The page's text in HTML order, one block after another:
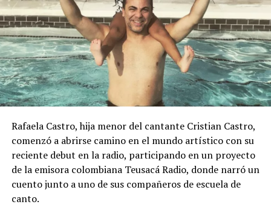
Rafaela Castro, hija menor del cantante Cristian Castro,
comenzó a abrirse camino en el mundo artístico con su
reciente debut en la radio, participando en un proyecto
de la emisora colombiana Teusacá Radio, donde narró un
cuento junto a uno de sus compañeros de escuela de
canto.